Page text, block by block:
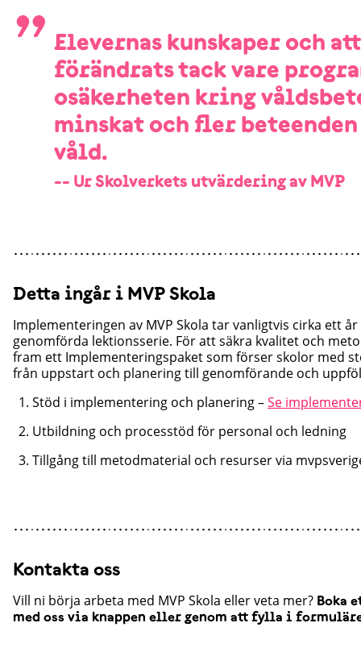
” Elevernas kunskaper och
förändrats tack vare
osäkerheten kring
minskat och fler
våld.
-- Ur Skolverkets utvärdering av MVP
Detta ingår i MVP Skola
Implementeringen av MVP Skola tar vanligtvis cirka ett
genomförda lektionsserie. För att säkra kvalitet och
fram ett Implementeringspaket som förser skolor med
från uppstart och planering till genomförande och
Stöd i implementering och planering –Se
Utbildning och processtöd för personal och ledning
Tillgång till metodmaterial och resurser via
Kontakta oss
Vill ni börja arbeta med MVP Skola eller veta mer? Boka
med oss via knappen eller genom att fylla i